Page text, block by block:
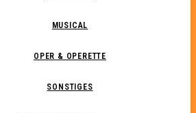
MUSICAL
OPER & OPERETTE
SONSTIGES